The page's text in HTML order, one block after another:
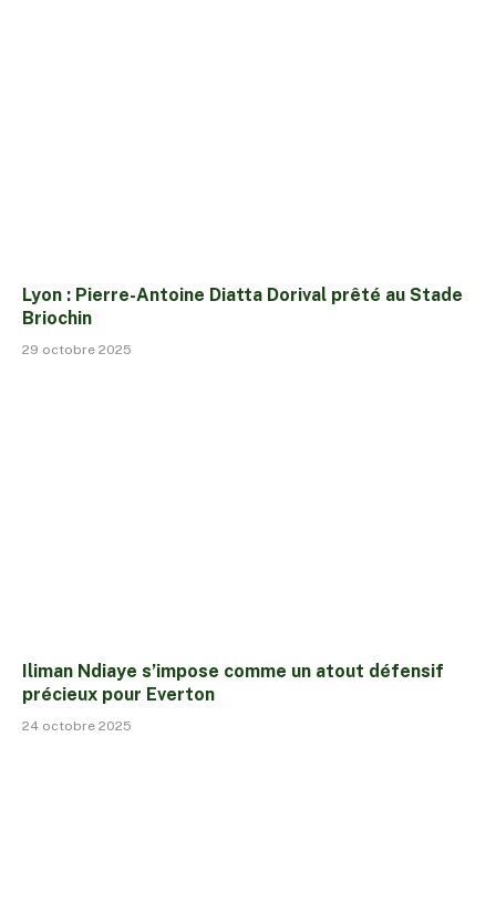
Lyon : Pierre-Antoine Diatta Dorival prêté au Stade
Briochin
29 octobre 2025
Iliman Ndiaye s’impose comme un atout défensif
précieux pour Everton
24 octobre 2025